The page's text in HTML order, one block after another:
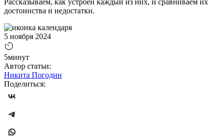
Рассказываем, как устроен каждый из них, и сравниваем их
достоинства и недостатки.
5 ноября 2024
5минут
Автор статьи:
Никита Погодин
Поделиться: